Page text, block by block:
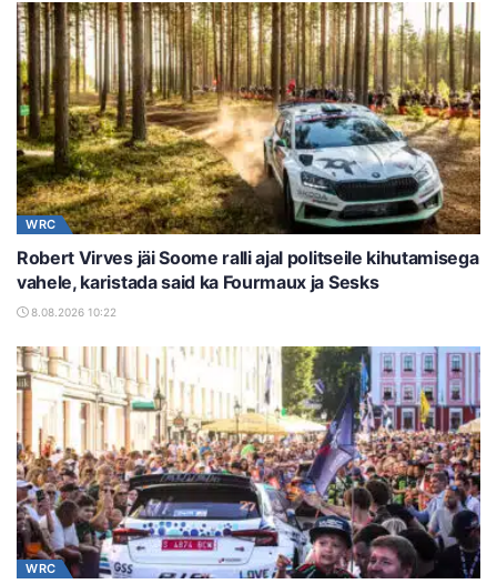
WRC
Robert Virves jäi Soome ralli ajal politseile kihutamisega
vahele, karistada said ka Fourmaux ja Sesks
8.08.2026 10:22
WRC